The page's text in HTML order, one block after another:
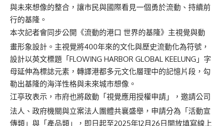
與未來想像的整合，讓市民與國際看見一個勇於流動、持續前
行的基隆。
本次記者會同步公開《流動的港口 世界的基隆》主視覺與動
畫形象設計。主視覺將400年來的文化與歷史流動化為符號，
設計以英文標題「FLOWING HARBOR GLOBAL KEELUNG」字
母延伸為標誌元素，轉譯港都多元文化層理中的記憶片段，勾
勒出基隆的海洋性格與未來城市想像。
江亭玫表示，市府也將啟動「視覺應用授權申請」，邀請公司
法人、政府機關與立案法人團體共襄盛舉，申請分為「活動宣
傳類」與「產品類」，即日起至2025年12月26日開放填寫線上